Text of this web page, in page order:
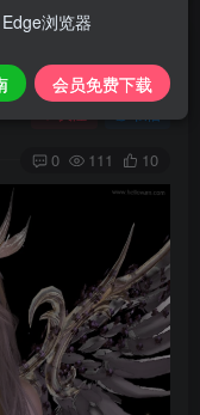
0 111 10
浏览器
会员免费下载